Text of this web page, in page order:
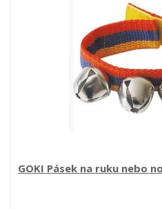
GOKI Pásek na ruku nebo